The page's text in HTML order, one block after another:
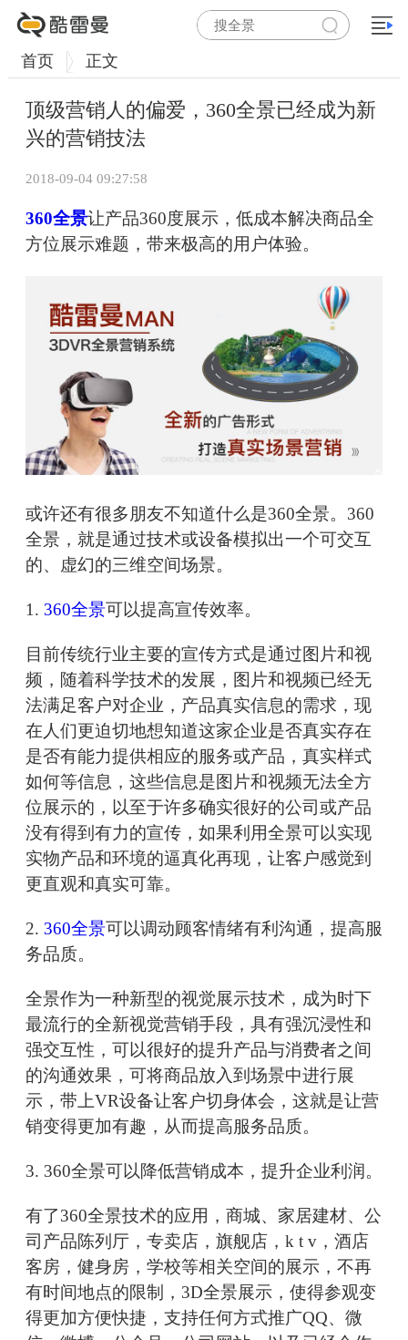
首页 正文
顶级营销人的偏爱，360全景已经成为新
兴的营销技法
2018-09-04 09:27:58
360全景让产品360度展示，低成本解决商品全
方位展示难题，带来极高的用户体验。
或许还有很多朋友不知道什么是360全景。360
全景，就是通过技术或设备模拟出一个可交互
的、虚幻的三维空间场景。
1. 360全景可以提高宣传效率。
目前传统行业主要的宣传方式是通过图片和视
频，随着科学技术的发展，图片和视频已经无
法满足客户对企业，产品真实信息的需求，现
在人们更迫切地想知道这家企业是否真实存在
是否有能力提供相应的服务或产品，真实样式
如何等信息，这些信息是图片和视频无法全方
位展示的，以至于许多确实很好的公司或产品
没有得到有力的宣传，如果利用全景可以实现
实物产品和环境的逼真化再现，让客户感觉到
更直观和真实可靠。
2. 360全景可以调动顾客情绪有利沟通，提高服
务品质。
全景作为一种新型的视觉展示技术，成为时下
最流行的全新视觉营销手段，具有强沉浸性和
强交互性，可以很好的提升产品与消费者之间
的沟通效果，可将商品放入到场景中进行展
示，带上VR设备让客户切身体会，这就是让营
销变得更加有趣，从而提高服务品质。
3. 360全景可以降低营销成本，提升企业利润。
有了360全景技术的应用，商城、家居建材、公
司产品陈列厅，专卖店，旗舰店，k t v，酒店
客房，健身房，学校等相关空间的展示，不再
有时间地点的限制，3D全景展示，使得参观变
得更加方便快捷，支持任何方式推广QQ、微